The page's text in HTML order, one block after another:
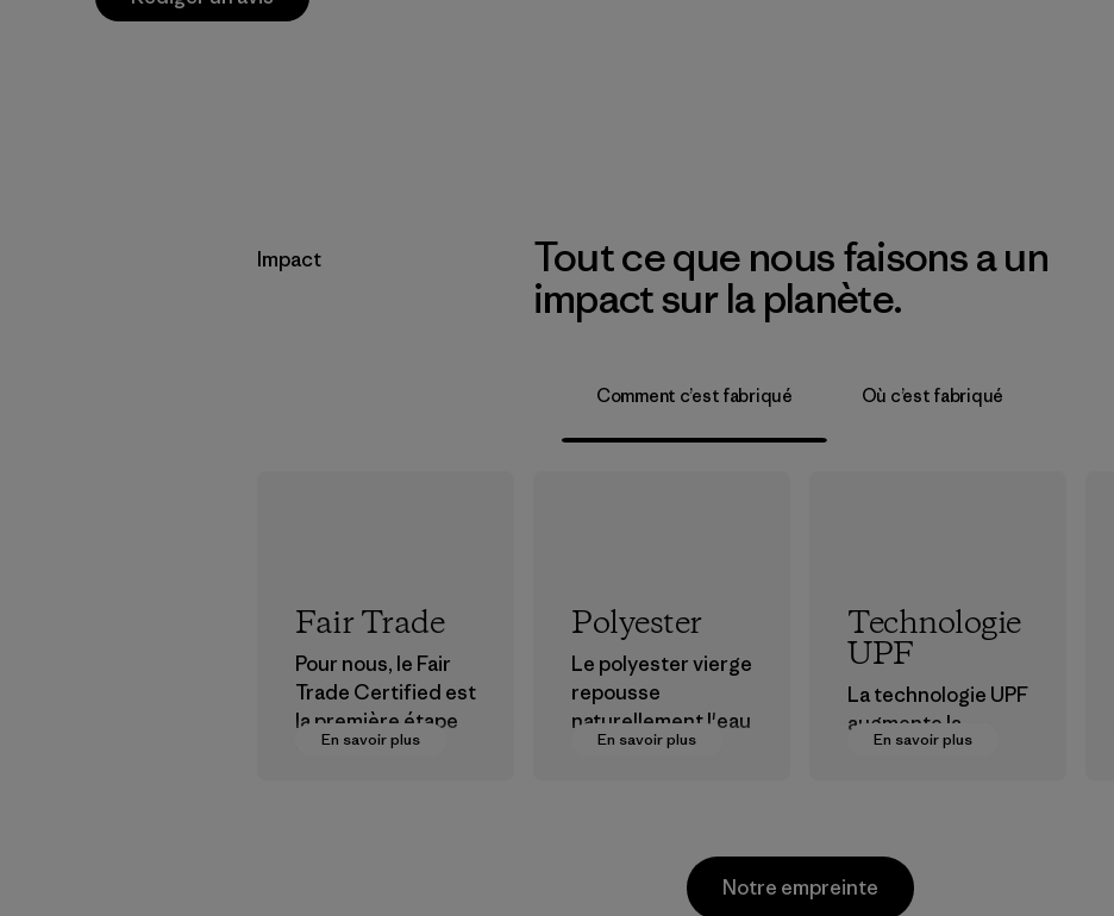
Impact
Tout ce que nous faisons a un
impact sur la planète.
Comment c’est fabriqué Où c’est fabriqué
En savoir plus
Fair Trade
Pour nous, le Fair
Trade Certified est
la première étape
vers des
En savoir plus
Polyester
Le polyester vierge
repousse
naturellement l'eau
et est très
En savoir plus
Technologie
UPF
La technologie UPF
augmente la
capacité d'un tissu
votre peau.
Matières
Notre empreinte